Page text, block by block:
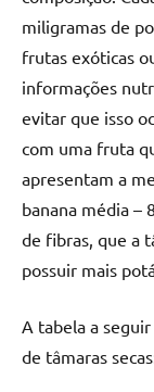
miligramas de
frutas exóticas
informações
evitar que isso
com uma fruta
apresentam a
banana média –
de fibras, que a
possuir mais
A tabela a
de tâmaras